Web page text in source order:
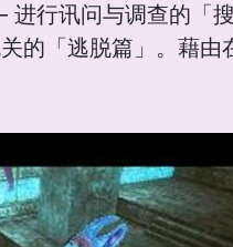
行讯问与调查的「
的「逃脱篇」。藉由